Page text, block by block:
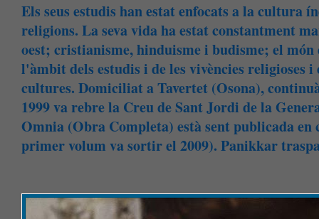
Els seus estudis han estat enfocats a la cultura
religions. La seva vida ha estat constantment
oest; cristianisme, hinduisme i budisme; el
l'àmbit dels estudis i de les vivències religioses
cultures. Domiciliat a Tavertet (Osona),
1999 va rebre la Creu de Sant Jordi de la
Omnia (Obra Completa) està sent publicada
primer volum va sortir el 2009). Panikkar